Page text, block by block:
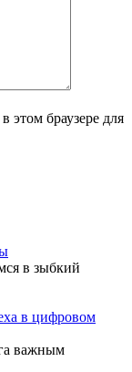
этом браузере для
в зыбкий
в цифровом
важным